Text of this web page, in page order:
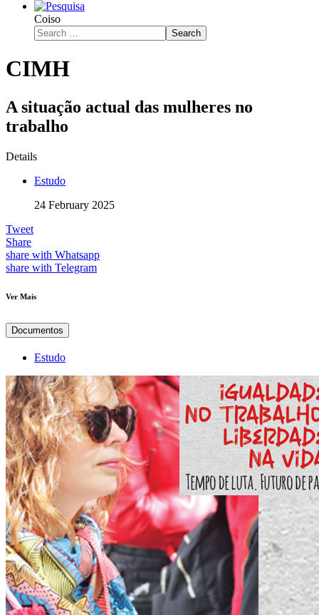
Coiso
Search
CIMH
A situação actual das mulheres no
trabalho
Details
Estudo
24 February 2025
Tweet
Share
share with Whatsapp
share with Telegram
Ver Mais
Documentos
Estudo